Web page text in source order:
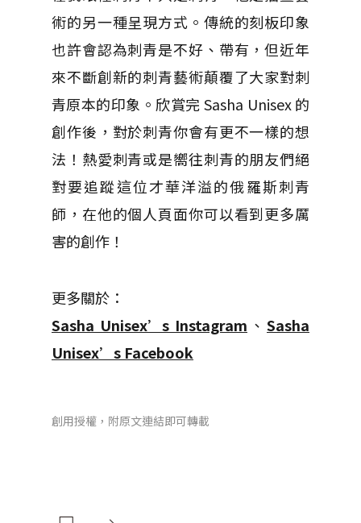
術的另一種呈現方式。傳統的刻板印象
也許會認為刺青是不好、帶有，但近年
來不斷創新的刺青藝術顛覆了大家對刺
青原本的印象。欣賞完 Sasha Unisex 的
創作後，對於刺青你會有更不一樣的想
法！熱愛刺青或是嚮往刺青的朋友們絕
對要追蹤這位才華洋溢的俄羅斯刺青
師，在他的個人頁面你可以看到更多厲
害的創作！
更多關於：
Sasha Unisex’s Instagram 、 Sasha
Unisex’s Facebook
創用授權，附原文連結即可轉載